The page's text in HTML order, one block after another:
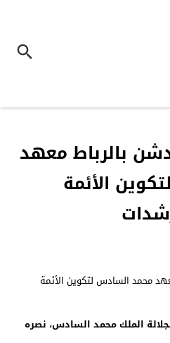
بالرباط معهد
الأئمة
الملك محمد السادس، نصره